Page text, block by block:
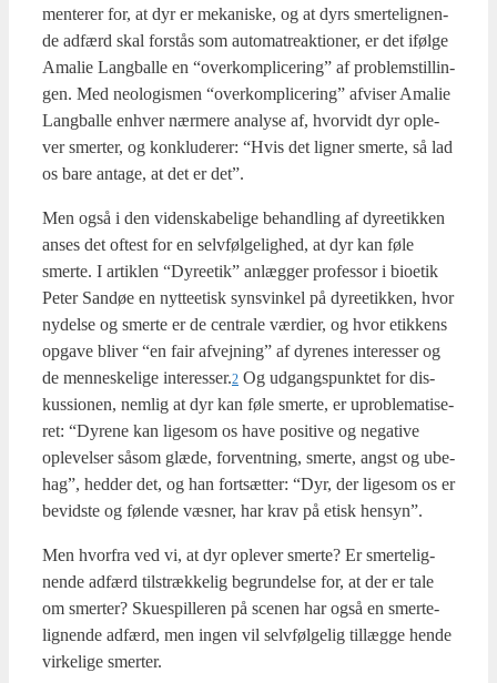
men­te­rer for, at dyr er meka­ni­ske, og at dyrs smerte­lig­nen­
de adfærd skal for­stås som auto­ma­tre­ak­tio­ner, er det iføl­ge
Ama­lie Lang­bal­le en “over­kom­pli­ce­ring” af pro­blem­stil­lin­
gen. Med neolo­gis­men “over­kom­pli­ce­ring” afvi­ser Ama­lie
Lang­bal­le enhver nær­me­re ana­ly­se af, hvor­vidt dyr ople­
ver smer­ter, og kon­klu­de­rer: “Hvis det lig­ner smer­te, så lad
os bare anta­ge, at det er det”.
Men også i den viden­ska­be­li­ge behand­ling af dyre­e­tik­ken
anses det oftest for en selv­føl­ge­lig­hed, at dyr kan føle
smer­te. I artik­len “Dyre­e­tik” anlæg­ger pro­fes­sor i bio­e­tik
Peter San­døe en nyt­te­e­tisk syns­vin­kel på dyre­e­tik­ken, hvor
nydel­se og smer­te er de cen­tra­le vær­di­er, og hvor etik­kens
opga­ve bli­ver “en fair afvej­ning” af dyre­nes inte­res­ser og
de men­ne­ske­li­ge interesser.2 Og udgangs­punk­tet for dis­
kus­sio­nen, nem­lig at dyr kan føle smer­te, er upro­ble­ma­ti­se­
ret: “Dyre­ne kan lige­som os have posi­ti­ve og nega­ti­ve
ople­vel­ser såsom glæ­de, for­vent­ning, smer­te, angst og ube­
hag”, hed­der det, og han fort­sæt­ter: “Dyr, der lige­som os er
bevid­ste og følen­de væs­ner, har krav på etisk hen­syn”.
Men hvor­fra ved vi, at dyr ople­ver smer­te? Er smerte­lig­
nen­de adfærd til­stræk­ke­lig begrun­del­se for, at der er tale
om smer­ter? Sku­e­spil­le­ren på sce­nen har også en smerte­
lig­nen­de adfærd, men ingen vil selv­føl­ge­lig til­læg­ge hen­de
vir­ke­li­ge smer­ter.